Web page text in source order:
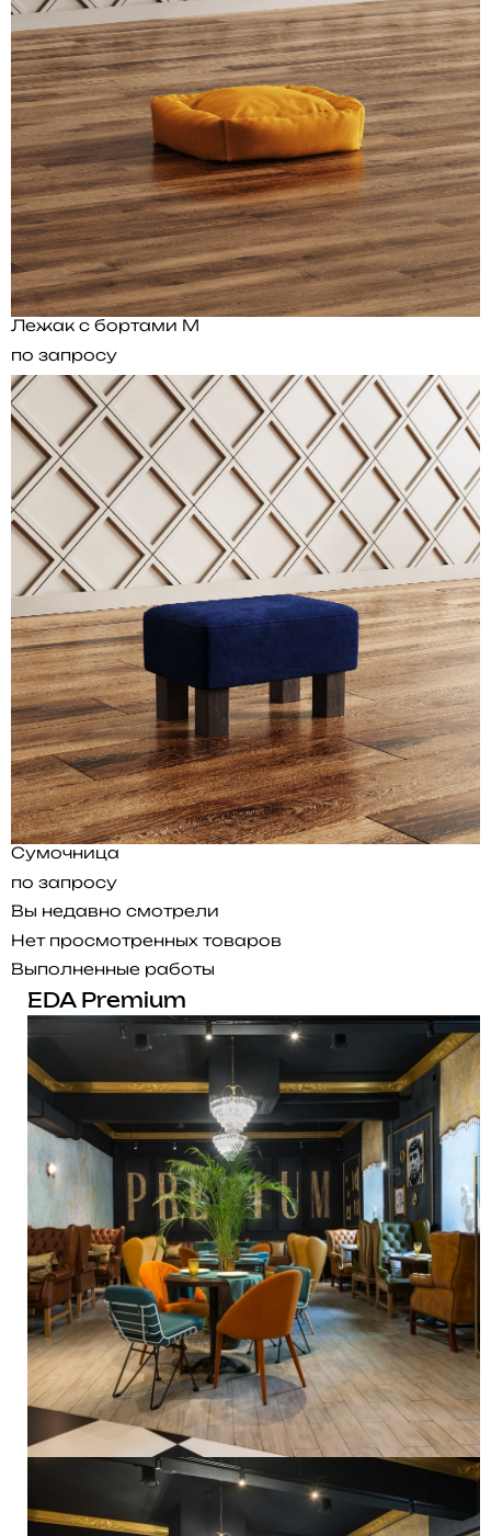
Лежак с бортами M
по запросу
Сумочница
по запросу
Вы недавно смотрели
Нет просмотренных товаров
Выполненные работы
EDA Premium